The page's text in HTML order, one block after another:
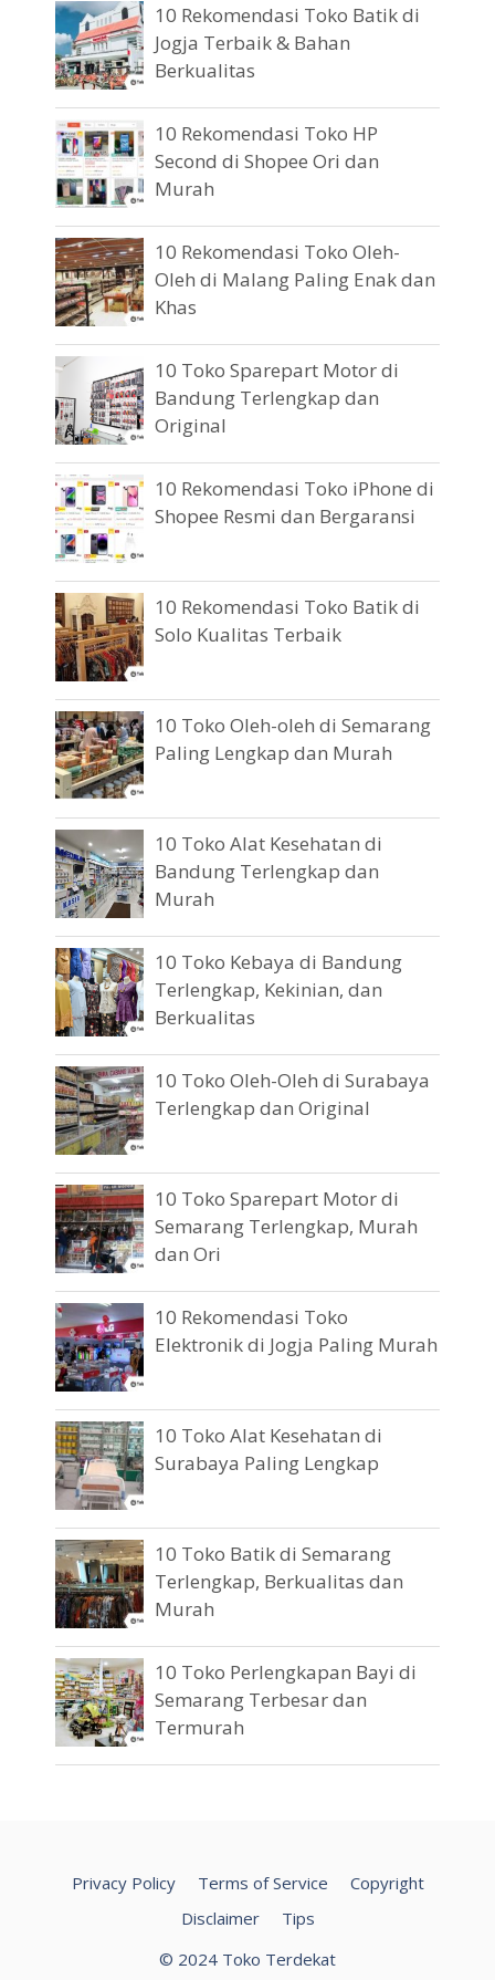
10 Rekomendasi Toko Batik di
Jogja Terbaik & Bahan
Berkualitas
10 Rekomendasi Toko HP
Second di Shopee Ori dan
Murah
10 Rekomendasi Toko Oleh-
Oleh di Malang Paling Enak dan
Khas
10 Toko Sparepart Motor di
Bandung Terlengkap dan
Original
10 Rekomendasi Toko iPhone di
Shopee Resmi dan Bergaransi
10 Rekomendasi Toko Batik di
Solo Kualitas Terbaik
10 Toko Oleh-oleh di Semarang
Paling Lengkap dan Murah
10 Toko Alat Kesehatan di
Bandung Terlengkap dan
Murah
10 Toko Kebaya di Bandung
Terlengkap, Kekinian, dan
Berkualitas
10 Toko Oleh-Oleh di Surabaya
Terlengkap dan Original
10 Toko Sparepart Motor di
Semarang Terlengkap, Murah
dan Ori
10 Rekomendasi Toko
Elektronik di Jogja Paling Murah
10 Toko Alat Kesehatan di
Surabaya Paling Lengkap
10 Toko Batik di Semarang
Terlengkap, Berkualitas dan
Murah
10 Toko Perlengkapan Bayi di
Semarang Terbesar dan
Termurah
Privacy Policy Terms of Service
Copyright
Disclaimer
Tips
© 2024 Toko Terdekat